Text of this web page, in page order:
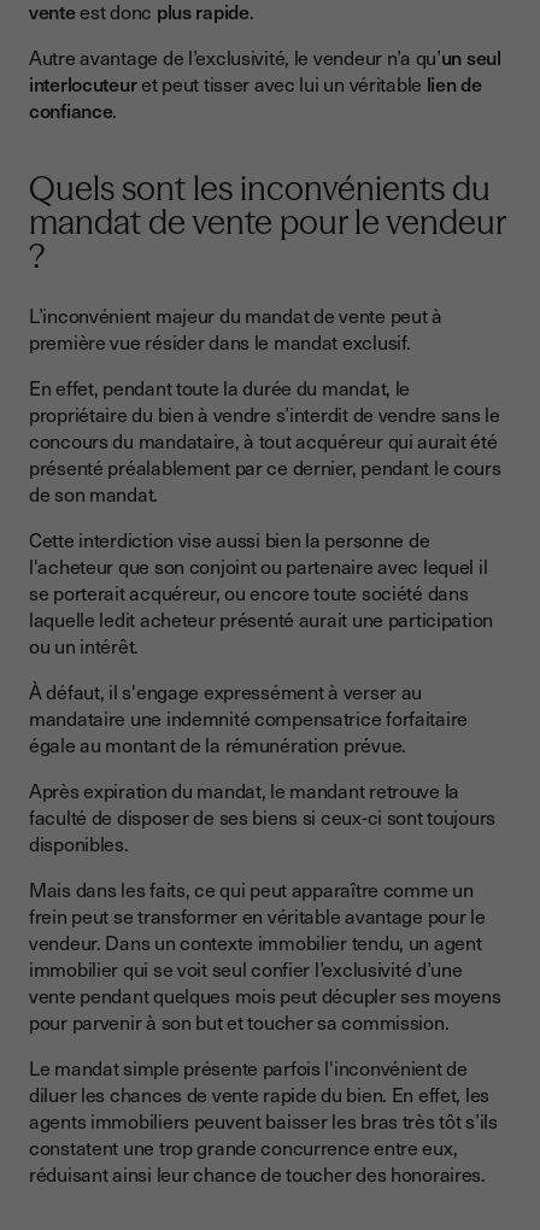
venteest donc plus rapide.
Autre avantage de l’exclusivité, le vendeur n’a qu’un seul
interlocuteuret peut tisser avec lui un véritable lien de
confiance.
Quels sont les inconvénients du
mandat de vente pour le vendeur
?
L’inconvénient majeur du mandat de vente peut à
première vue résider dans le mandat exclusif.
En effet, pendant toute la durée du mandat, le
propriétaire du bien à vendre s’interdit de vendre sans le
concours du mandataire, à tout acquéreur qui aurait été
présenté préalablement par ce dernier, pendant le cours
de son mandat.
Cette interdiction vise aussi bien la personne de
l'acheteur que son conjoint ou partenaire avec lequel il
se porterait acquéreur, ou encore toute société dans
laquelle ledit acheteur présenté aurait une participation
ou un intérêt.
À défaut, il s'engage expressément à verser au
mandataire une indemnité compensatrice forfaitaire
égale au montant de la rémunération prévue.
Après expiration du mandat, le mandant retrouve la
faculté de disposer de ses biens si ceux-ci sont toujours
disponibles.
Mais dans les faits, ce qui peut apparaître comme un
frein peut se transformer en véritable avantage pour le
vendeur. Dans un contexte immobilier tendu, un agent
immobilier qui se voit seul confier l’exclusivité d’une
vente pendant quelques mois peut décupler ses moyens
pour parvenir à son but et toucher sa commission.
Le mandat simple présente parfois l'inconvénient de
diluer les chances de vente rapide du bien. En effet, les
agents immobiliers peuvent baisser les bras très tôt s’ils
constatent une trop grande concurrence entre eux,
réduisant ainsi leur chance de toucher des honoraires.